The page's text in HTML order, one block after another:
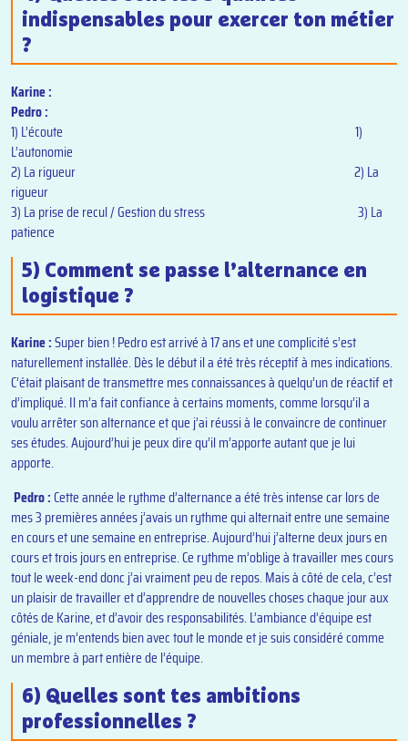
indispensables pour exercer ton métier
?
Karine :
Pedro :
1) L’écoute 1)
L’autonomie
2) La rigueur 2) La
rigueur
3) La prise de recul / Gestion du stress 3) La
patience
5) Comment se passe l’alternance en
logistique ?
Karine :Super bien ! Pedro est arrivé à 17 ans et une complicité s’est
naturellement installée. Dès le début il a été très réceptif à mes indications.
C’était plaisant de transmettre mes connaissances à quelqu’un de réactif et
d’impliqué. Il m’a fait confiance à certains moments, comme lorsqu’il a
voulu arrêter son alternance et que j’ai réussi à le convaincre de continuer
ses études. Aujourd’hui je peux dire qu’il m’apporte autant que je lui
apporte.
Pedro :Cette année le rythme d’alternance a été très intense car lors de
mes 3 premières années j’avais un rythme qui alternait entre une semaine
en cours et une semaine en entreprise. Aujourd’hui j’alterne deux jours en
cours et trois jours en entreprise. Ce rythme m’oblige à travailler mes cours
tout le week-end donc j’ai vraiment peu de repos. Mais à côté de cela, c’est
un plaisir de travailler et d’apprendre de nouvelles choses chaque jour aux
côtés de Karine, et d’avoir des responsabilités. L’ambiance d’équipe est
géniale, je m’entends bien avec tout le monde et je suis considéré comme
un membre à part entière de l’équipe.
6) Quelles sont tes ambitions
professionnelles ?